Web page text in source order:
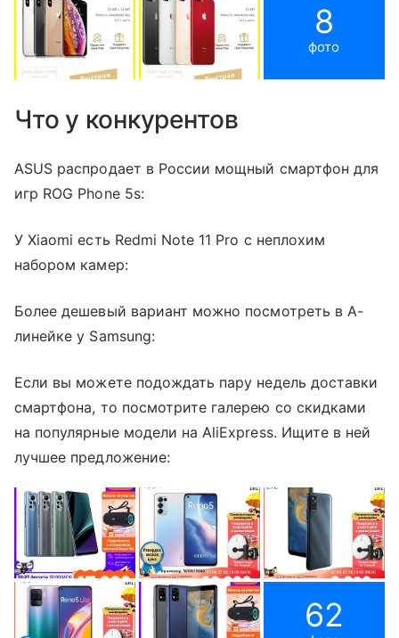
8
фото
Что у конкурентов
ASUS распродает в России мощный смартфон для
игр ROG Phone 5s:
У Xiaomi есть Redmi Note 11 Pro с неплохим
набором камер:
Более дешевый вариант можно посмотреть в A-
линейке у Samsung:
Если вы можете подождать пару недель доставки
смартфона, то посмотрите галерею со скидками
на популярные модели на AliExpress. Ищите в ней
лучшее предложение:
62